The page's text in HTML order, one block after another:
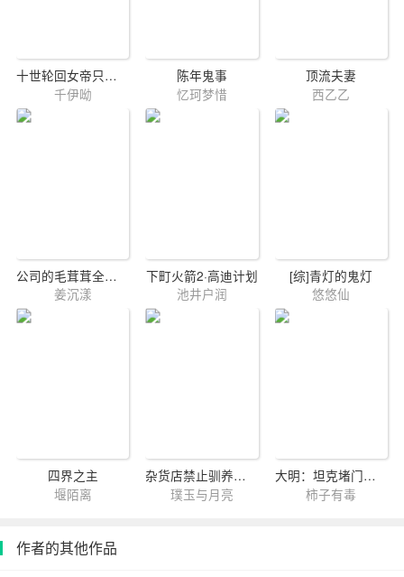
极。她一回去就被四位男主围堵到角落,瞧着目色疯狂的大
师兄,态度再不温柔的宗门嫡子,红着眼要落泪的木妖,与咬
牙切齿的魔尊。她表面瑟瑟发抖,心中对着系统抓狂：为什
么别人任务失败都是重开,我任务失败要直接上来挑战地狱
十世轮回女帝只为寻我
千伊呦
陈年鬼事
忆珂梦惜
顶流夫妻
西乙乙
公司的毛茸茸全靠我养活[玄学]
姜沉漾
下町火箭2·高迪计划
池井户润
[综]青灯的鬼灯
悠悠仙
四界之主
堰陌离
杂货店禁止驯养饿虎
璞玉与月亮
大明：坦克堵门你跟我说大明万岁
柿子有毒
作者的其他作品